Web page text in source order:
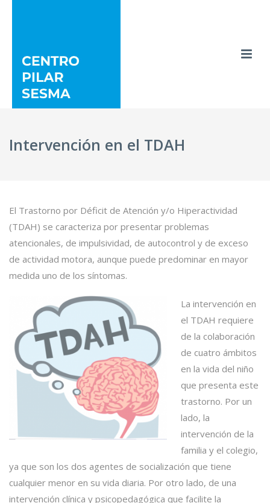
Intervención en el TDAH
El Trastorno por Déficit de Atención y/o Hiperactividad
(TDAH) se caracteriza por presentar problemas
atencionales, de impulsividad, de autocontrol y de exceso
de actividad motora, aunque puede predominar en mayor
medida uno de los síntomas.
La intervención en
el TDAH requiere
de la colaboración
de cuatro ámbitos
en la vida del niño
que presenta este
trastorno. Por un
lado, la
intervención de la
familia y el colegio,
ya que son los dos agentes de socialización que tiene
cualquier menor en su vida diaria. Por otro lado, de una
intervención clínica y psicopedagógica que facilite la